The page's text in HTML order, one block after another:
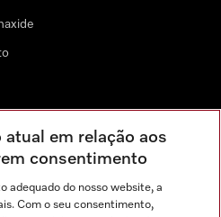
em relação aos
consentimento
adequado do nosso website, a
Com o seu consentimento,